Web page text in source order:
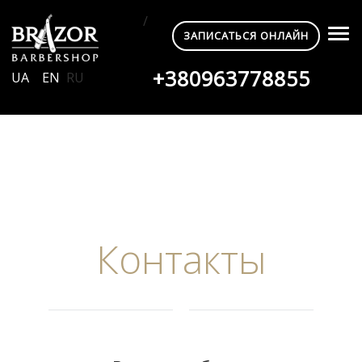
ЗАПИСАТЬСЯ ОНЛАЙН
/
+380963778855
RU
UA EN
Контакты